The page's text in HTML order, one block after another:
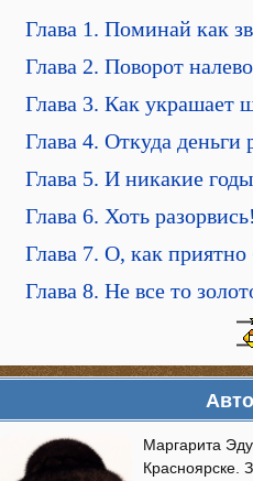
Глава 1. Поминай как
Глава 2. Поворот
Глава 3. Как украшает
Глава 4. Откуда деньги
Глава 5. И никакие
Глава 6. Хоть
Глава 7. О, как приятно
Глава 8. Не все то
Маргарита
Красноярске.